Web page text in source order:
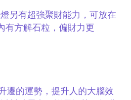
燈另有超強聚財能力，可放在
有方解石粒，偏財力更
遷的運勢，提升人的大腦效